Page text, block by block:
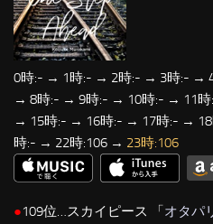
0時:- → 1時:- → 2時:- → 3時:- →
→ 8時:- → 9時:- → 10時:- → 11
→ 15時:- → 16時:- → 17時:- →
時:- → 22時:106 → 23時:106
●109位…スカイピース 「 オタパ